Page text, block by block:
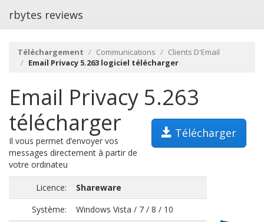
rbytes reviews
Téléchargement Communications
Clients D'Email
Email Privacy 5.263 logiciel télécharger
Email Privacy 5.263
télécharger
Télécharger
Il vous permet d’envoyer vos
messages directement à partir de
votre ordinateu
Licence:
Shareware
Système:
Windows Vista / 7 / 8 / 10